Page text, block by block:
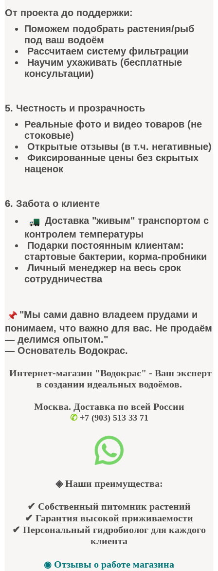
От проекта до поддержки:
Поможем подобрать растения/рыб
под ваш водоём
Рассчитаем систему фильтрации
Научим ухаживать (бесплатные
консультации)
5. Честность и прозрачность
Реальные фото и видео товаров (не
стоковые)
Открытые отзывы (в т.ч. негативные)
Фиксированные цены без скрытых
наценок
6. Забота о клиенте
Доставка "живым" транспортом с
контролем температуры
Подарки постоянным клиентам:
стартовые бактерии, корма-пробники
Личный менеджер на весь срок
сотрудничества
"Мы сами давно владеем прудами и
понимаем, что важно для вас. Не продаём
— делимся опытом."
— Основатель Водокрас.
Интернет-магазин "Водокрас" - Ваш эксперт
в создании идеальных водоёмов.
Москва. Доставка по всей России
✆ +7 (903) 513 33 71
◈ Наши преимущества:
✔ Собственный питомник растений
✔ Гарантия высокой приживаемости
✔ Персональный гидробиолог для каждого
клиента
◉ Отзывы о работе магазина